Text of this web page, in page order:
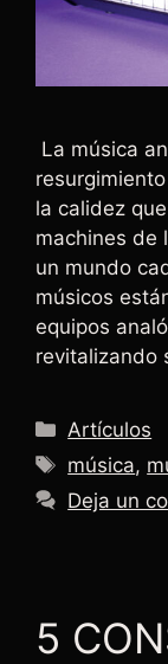
La música
la calidez
machines de
un mundo
músicos
equipos
revitalizando
Artículos
música,
Deja un
5